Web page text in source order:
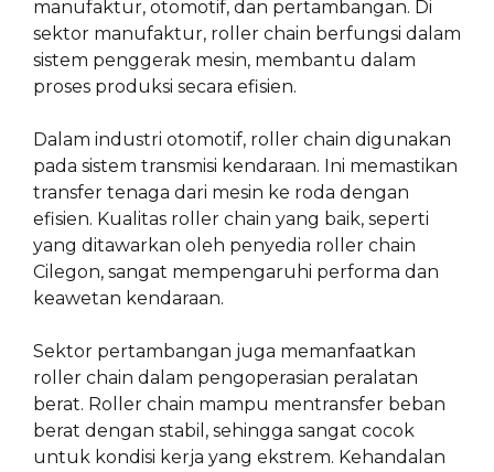
manufaktur, otomotif, dan pertambangan. Di
sektor manufaktur, roller chain berfungsi dalam
sistem penggerak mesin, membantu dalam
proses produksi secara efisien.
Dalam industri otomotif, roller chain digunakan
pada sistem transmisi kendaraan. Ini memastikan
transfer tenaga dari mesin ke roda dengan
efisien. Kualitas roller chain yang baik, seperti
yang ditawarkan oleh penyedia roller chain
Cilegon, sangat mempengaruhi performa dan
keawetan kendaraan.
Sektor pertambangan juga memanfaatkan
roller chain dalam pengoperasian peralatan
berat. Roller chain mampu mentransfer beban
berat dengan stabil, sehingga sangat cocok
untuk kondisi kerja yang ekstrem. Kehandalan